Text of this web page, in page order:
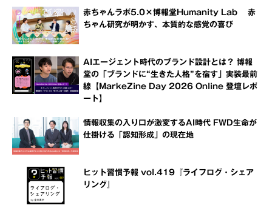
赤ちゃんラボ5.0×博報堂Humanity Lab 赤
ちゃん研究が明かす、本質的な感覚の喜び
AIエージェント時代のブランド設計とは？ 博報
堂の「ブランドに“生きた人格”を宿す」実装最前
線【MarkeZine Day 2026 Online 登壇レポ
ート】
情報収集の入り口が激変するAI時代 FWD生命が
仕掛ける「認知形成」の現在地
ヒット習慣予報 vol.419『ライフログ・シェア
リング』